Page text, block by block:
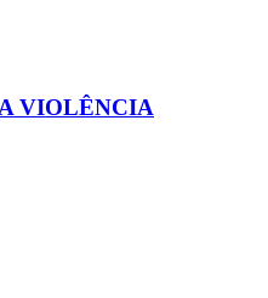
VIOLÊNCIA